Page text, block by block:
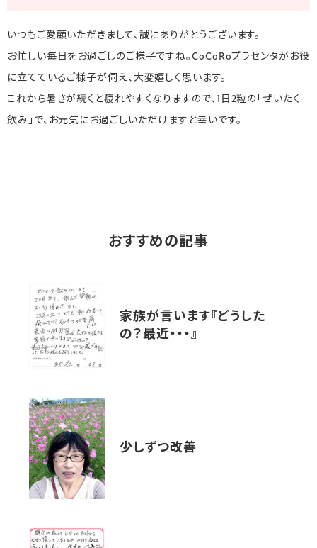
いつもご愛顧いただきまして、誠にありがとうございます。
お忙しい毎日をお過ごしのご様子ですね。CoCoRoプラセンタがお役
に立てているご様子が伺え、大変嬉しく思います。
これから暑さが続くと疲れやすくなりますので、1日2粒の「ぜいたく
飲み」で、お元気にお過ごしいただけますと幸いです。
おすすめの記事
家族が言います『どうした
の？最近・・・』
少しずつ改善